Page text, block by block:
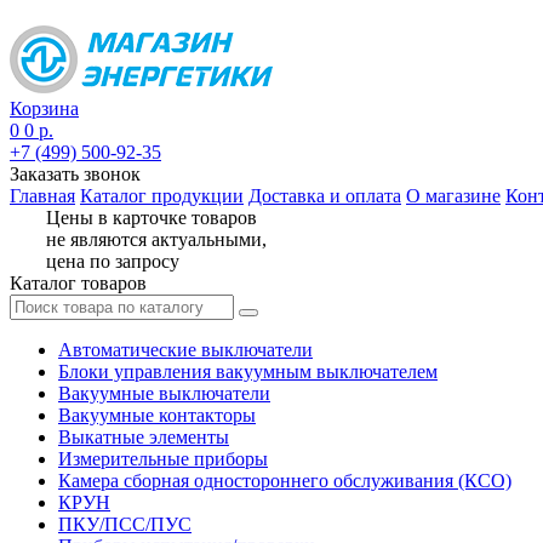
Корзина
0 0 р.
+7 (499) 500-92-35
Заказать звонок
Главная Каталог продукции Доставка и оплата О магазине
Цены в карточке товаров
не являются актуальными,
цена по запросу
Каталог товаров
Автоматические выключатели
Блоки управления вакуумным выключателем
Вакуумные выключатели
Вакуумные контакторы
Выкатные элементы
Измерительные приборы
Камера сборная одностороннего обслуживания (КСО)
КРУН
ПКУ/ПСС/ПУС